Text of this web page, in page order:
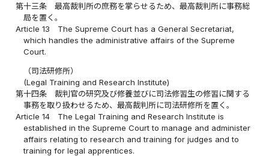
第十三条
最高裁判所の庶務を掌らせるため、最高裁判所に事務総
局を置く。
Article 13
The Supreme Court has a General Secretariat,
which handles the administrative affairs of the Supreme
Court.
（司法研修所）
(Legal Training and Research Institute)
第十四条
裁判官の研究及び修養並びに司法修習生の修習に関する
事務を取り扱わせるため、最高裁判所に司法研修所を置く。
Article 14
The Legal Training and Research Institute is
established in the Supreme Court to manage and administer
affairs relating to research and training for judges and to
training for legal apprentices.